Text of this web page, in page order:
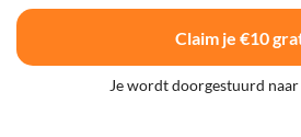
Claim je €10
Je wordt doorgestuurd naar